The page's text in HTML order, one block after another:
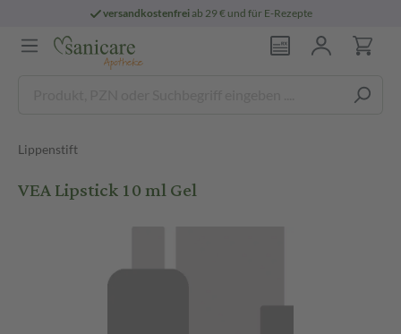
versandkostenfreiab 29 € und für E-Rezepte
Lippenstift
VEA Lipstick 10 ml Gel